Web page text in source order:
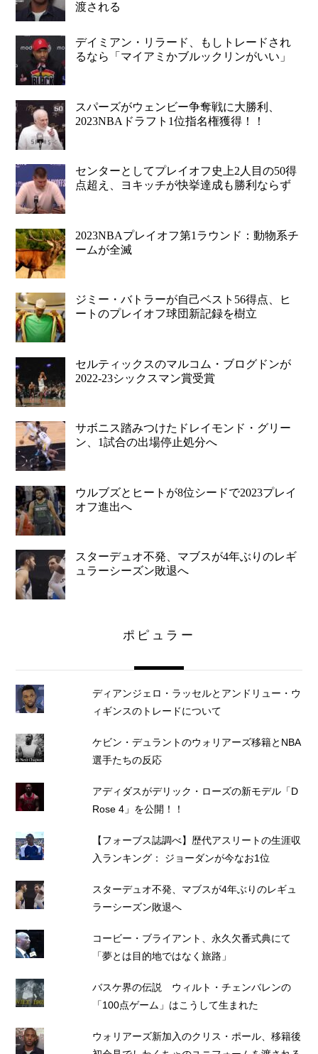
渡される
デイミアン・リラード、もしトレードされ
るなら「マイアミかブルックリンがいい」
スパーズがウェンビー争奪戦に大勝利、
2023NBAドラフト1位指名権獲得！！
センターとしてプレイオフ史上2人目の50得
点超え、ヨキッチが快挙達成も勝利ならず
2023NBAプレイオフ第1ラウンド：動物系チ
ームが全滅
ジミー・バトラーが自己ベスト56得点、ヒ
ートのプレイオフ球団新記録を樹立
セルティックスのマルコム・ブログドンが
2022-23シックスマン賞受賞
サボニス踏みつけたドレイモンド・グリー
ン、1試合の出場停止処分へ
ウルブズとヒートが8位シードで2023プレイ
オフ進出へ
スターデュオ不発、マブスが4年ぶりのレギ
ュラーシーズン敗退へ
ポピュラー
ディアンジェロ・ラッセルとアンドリュー・ウ
ィギンスのトレードについて
ケビン・デュラントのウォリアーズ移籍とNBA
選手たちの反応
アディダスがデリック・ローズの新モデル「D
Rose 4」を公開！！
【フォーブス誌調べ】歴代アスリートの生涯収
入ランキング： ジョーダンが今なお1位
スターデュオ不発、マブスが4年ぶりのレギュ
ラーシーズン敗退へ
コービー・ブライアント、永久欠番式典にて
「夢とは目的地ではなく旅路」
バスケ界の伝説 ウィルト・チェンバレンの
「100点ゲーム」はこうして生まれた
ウォリアーズ新加入のクリス・ポール、移籍後